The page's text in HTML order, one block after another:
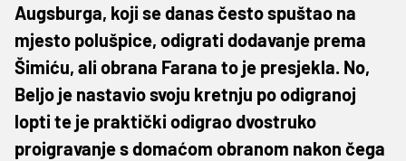
Augsburga, koji se danas često spuštao na
mjesto polušpice, odigrati dodavanje prema
Šimiću, ali obrana Farana to je presjekla. No,
Beljo je nastavio svoju kretnju po odigranoj
lopti te je praktički odigrao dvostruko
proigravanje s domaćom obranom nakon čega